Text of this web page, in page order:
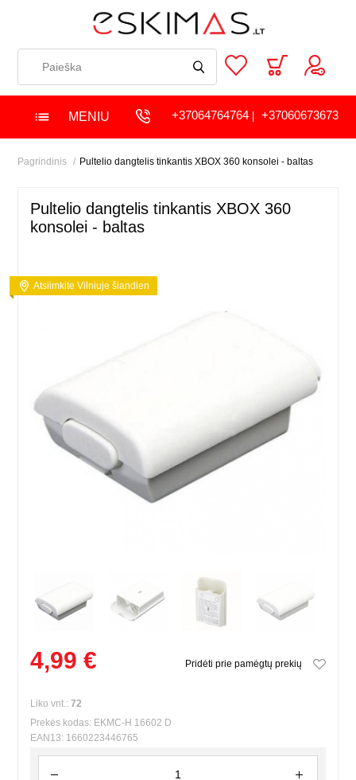
MENIU +37064764764| +37060673673
Pagrindinis Pultelio dangtelis tinkantis XBOX 360 konsolei - baltas
Pultelio dangtelis tinkantis XBOX 360
konsolei - baltas
Atsiimkite Vilniuje šiandien
4,99 € Pridėti prie pamėgtų prekių
Liko vnt.:72
Prekės kodas: EKMC-H 16602 D
EAN13: 1660223446765